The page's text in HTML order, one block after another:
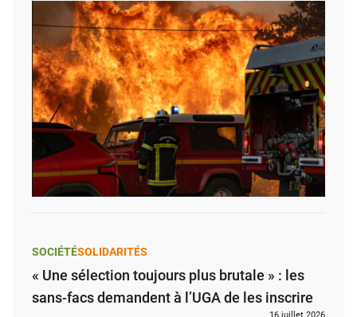
SOCIÉTÉSOLIDARITÉS
« Une sélection toujours plus brutale » : les
sans-facs demandent à l’UGA de les inscrire
16 juillet 2026